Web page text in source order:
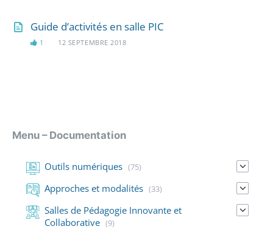
Guide d’activités en salle PIC
1 12 SEPTEMBRE 2018
Menu – Documentation
Outils numériques (75)
Approches et modalités (33)
Salles de Pédagogie Innovante et
Collaborative (9)